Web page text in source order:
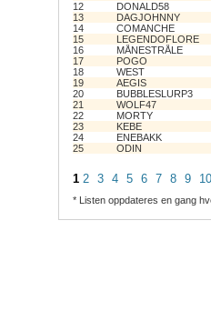
12
DONALD58
13
DAGJOHNNY
14
COMANCHE
15
LEGENDOFLORE
16
MÅNESTRÅLE
17
POGO
18
WEST
19
AEGIS
20
BUBBLESLURP3
21
WOLF47
22
MORTY
23
KEBE
24
ENEBAKK
25
ODIN
1 2 3 4 5 6 7 8 9 10
* Listen oppdateres en gang